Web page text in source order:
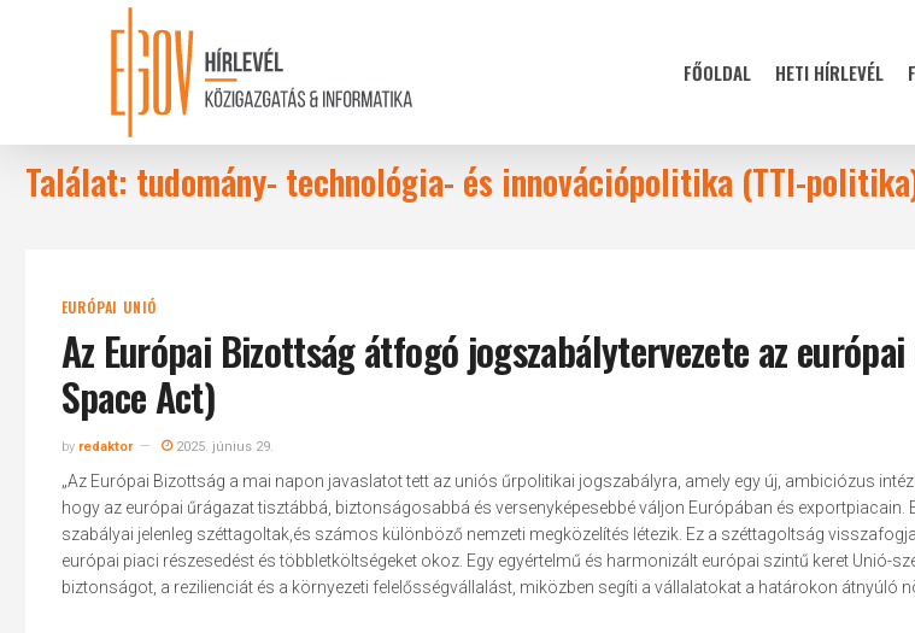
FŐOLDAL HETI HÍRLEVÉL
Találat: tudomány- technológia- és innovációpolitika (TTI-
EURÓPAI UNIÓ
Az Európai Bizottság átfogó jogszabálytervezete az
Space Act)
by redaktor 2025. június 29.
„Az Európai Bizottság a mai napon javaslatot tett az uniós űrpolitikai jogszabályra, amely egy új, ambiciózus
hogy az európai űrágazat tisztábbá, biztonságosabbá és versenyképesebbé váljon Európában és
szabályai jelenleg széttagoltak,és számos különböző nemzeti megközelítés létezik. Ez a széttagoltság
európai piaci részesedést és többletköltségeket okoz. Egy egyértelmű és harmonizált európai szintű keret Unió-
biztonságot, a rezilienciát és a környezeti felelősségvállalást, miközben segíti a vállalatokat a határokon átnyúló